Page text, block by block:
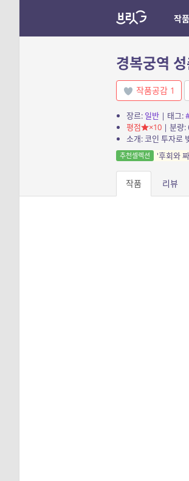
작품
경복궁역
작품공감 1
장르: 일반| 태그:
평점
×10| 분량:
소개: 코인 투자로
추천셀렉션 '후회와
작품 리뷰